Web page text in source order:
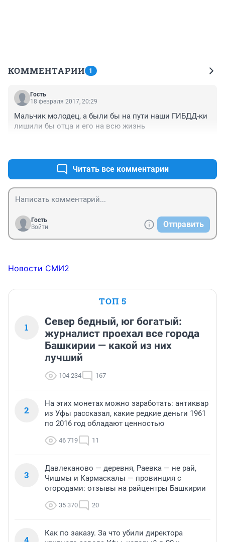
КОММЕНТАРИИ 1
Гость
18 февраля 2017, 20:29
Мальчик молодец, а были бы на пути наши ГИБДД-ки
лишили бы отца и его на всю жизнь
Читать все комментарии
Гость
Войти
Отправить
Новости СМИ2
ТОП 5
1
Север бедный, юг богатый:
журналист проехал все города
Башкирии — какой из них
лучший
104 234 167
2
На этих монетах можно заработать: антиквар
из Уфы рассказал, какие редкие деньги 1961
по 2016 год обладают ценностью
46 719 11
3
Давлеканово — деревня, Раевка — не рай,
Чишмы и Кармаскалы — провинция с
огородами: отзывы на райцентры Башкирии
35 370 20
4
Как по заказу. За что убили директора